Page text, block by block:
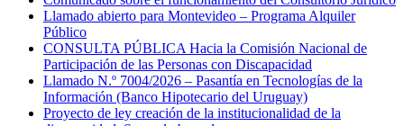
Llamado abierto para Montevideo – Programa Alquiler
Público
CONSULTA PÚBLICA Hacia la Comisión Nacional de
Participación de las Personas con Discapacidad
Llamado N.º 7004/2026 – Pasantía en Tecnologías de la
Información (Banco Hipotecario del Uruguay)
Proyecto de ley creación de la institucionalidad de la